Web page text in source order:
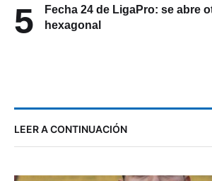
5
Fecha 24 de LigaPro: se abre
hexagonal
LEER A CONTINUACIÓN